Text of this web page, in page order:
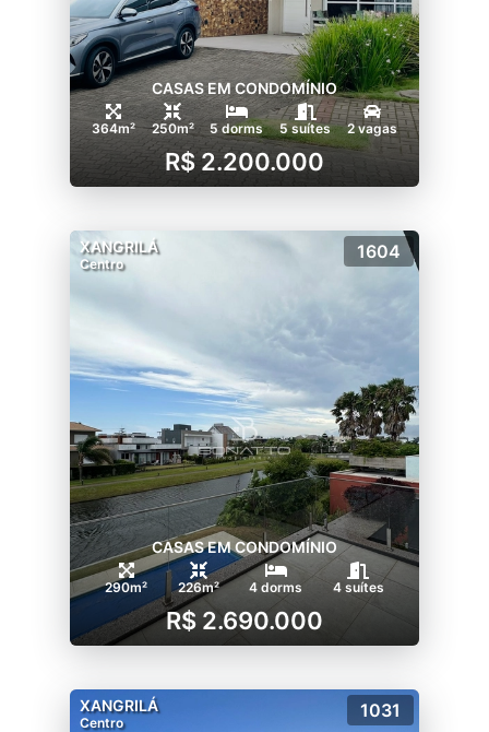
CASAS EM CONDOMÍNIO
364m² 250m² 5 dorms 5 suítes 2 vagas
R$ 2.200.000
XANGRILÁ
Centro
1604
CASAS EM CONDOMÍNIO
290m² 226m² 4 dorms 4 suítes
R$ 2.690.000
XANGRILÁ
Centro
1031